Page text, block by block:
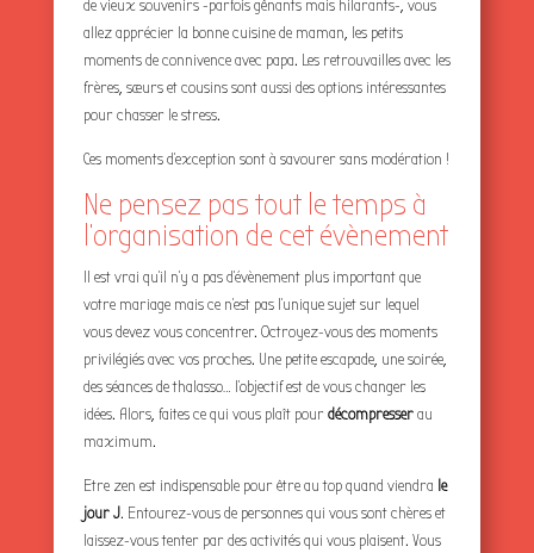
de vieux souvenirs -parfois gênants mais hilarants-, vous
allez apprécier la bonne cuisine de maman, les petits
moments de connivence avec papa. Les retrouvailles avec les
frères, sœurs et cousins sont aussi des options intéressantes
pour chasser le stress.
Ces moments d’exception sont à savourer sans modération !
Ne pensez pas tout le temps à
l’organisation de cet évènement
Il est vrai qu’il n’y a pas d’évènement plus important que
votre mariage mais ce n’est pas l’unique sujet sur lequel
vous devez vous concentrer. Octroyez-vous des moments
privilégiés avec vos proches. Une petite escapade, une soirée,
des séances de thalasso… l’objectif est de vous changer les
idées. Alors, faites ce qui vous plaît pour décompresserau
maximum.
Etre zen est indispensable pour être au top quand viendra le
jour J. Entourez-vous de personnes qui vous sont chères et
laissez-vous tenter par des activités qui vous plaisent. Vous